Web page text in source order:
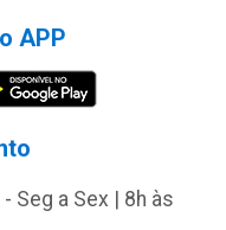
APP
Seg a Sex | 8h às